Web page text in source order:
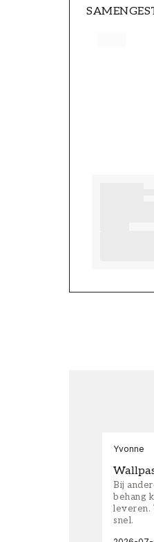
Yvonne
Bij
behang
leveren.
snel.